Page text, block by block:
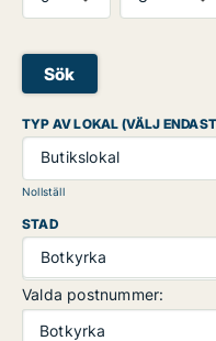
Sök
TYP AV LOKAL (VÄLJ
Butikslokal
Nollställ
STAD
Botkyrka
Valda postnummer:
Botkyrka